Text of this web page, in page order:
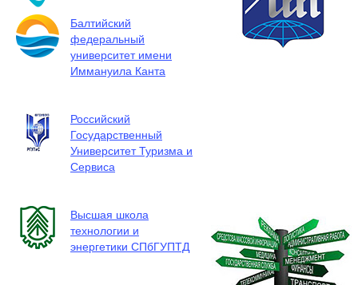
Балтийский
федеральный
университет имени
Иммануила Канта
Российский
Государственный
Университет Туризма и
Сервиса
Высшая школа
технологии и
энергетики СПбГУПТД